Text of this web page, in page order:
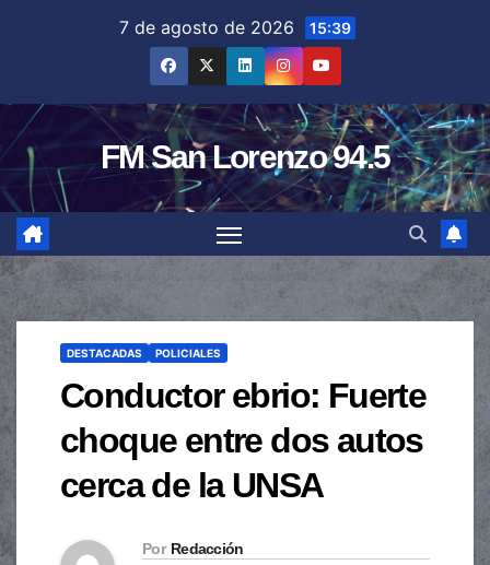
7 de agosto de 2026 15:39
FM San Lorenzo 94.5
DESTACADAS POLICIALES
Conductor ebrio: Fuerte
choque entre dos autos
cerca de la UNSA
Por Redacción